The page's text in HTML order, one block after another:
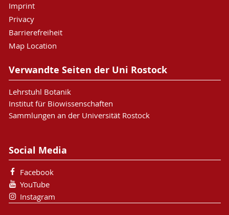
Imprint
Privacy
Barrierefreiheit
Map Location
Verwandte Seiten der Uni Rostock
Lehrstuhl Botanik
Institut für Biowissenschaften
Sammlungen an der Universität Rostock
Social Media
Facebook
YouTube
Instagram